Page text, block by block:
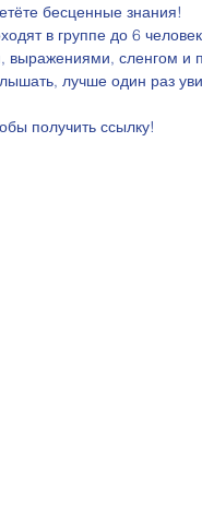
бесценные знания!
в группе до 6
выражениями, сленгом и
лучше один раз
получить ссылку!